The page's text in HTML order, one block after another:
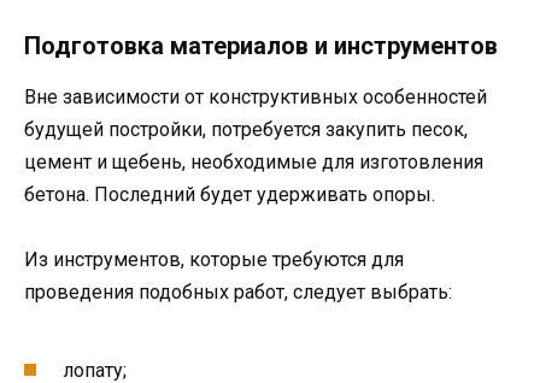
Подготовка материалов и инструментов
Вне зависимости от конструктивных особенностей
будущей постройки, потребуется закупить песок,
цемент и щебень, необходимые для изготовления
бетона. Последний будет удерживать опоры.
Из инструментов, которые требуются для
проведения подобных работ, следует выбрать:
лопату;